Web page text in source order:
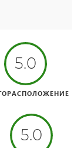
5.0
5.0